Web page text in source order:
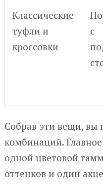
Классические
туфли и
кроссовки
с
Собрав эти вещи, вы
комбинаций.
одной цветовой
оттенков и один